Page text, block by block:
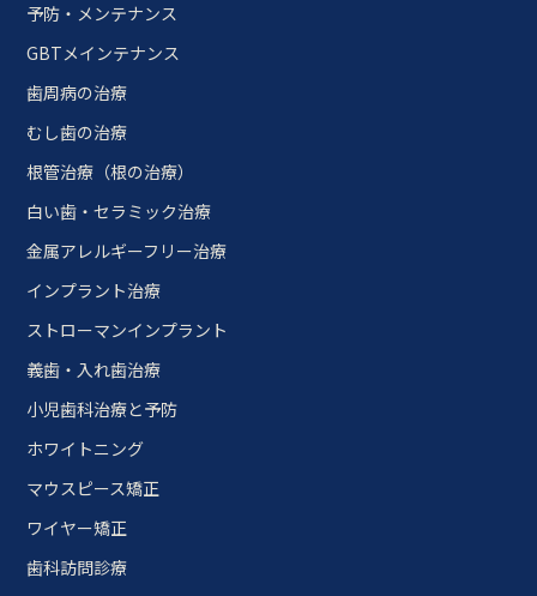
予防・メンテナンス
GBTメインテナンス
歯周病の治療
むし歯の治療
根管治療（根の治療）
白い歯・セラミック治療
金属アレルギーフリー治療
インプラント治療
ストローマンインプラント
義歯・入れ歯治療
小児歯科治療と予防
ホワイトニング
マウスピース矯正
ワイヤー矯正
歯科訪問診療